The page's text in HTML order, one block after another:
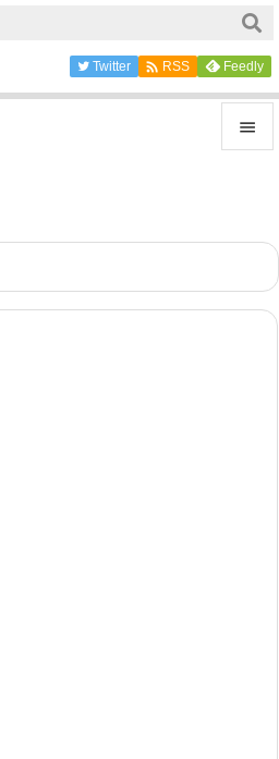

サイド

前へ
Twitter  RSS Feedly